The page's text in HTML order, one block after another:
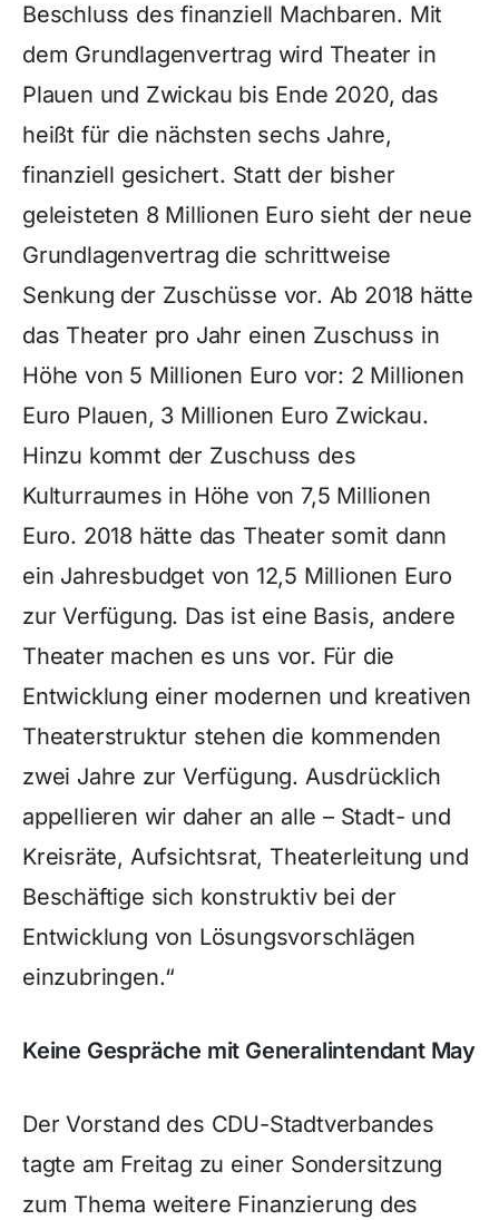
Beschluss des finanziell Machbaren. Mit
dem Grundlagenvertrag wird Theater in
Plauen und Zwickau bis Ende 2020, das
heißt für die nächsten sechs Jahre,
finanziell gesichert. Statt der bisher
geleisteten 8 Millionen Euro sieht der neue
Grundlagenvertrag die schrittweise
Senkung der Zuschüsse vor. Ab 2018 hätte
das Theater pro Jahr einen Zuschuss in
Höhe von 5 Millionen Euro vor: 2 Millionen
Euro Plauen, 3 Millionen Euro Zwickau.
Hinzu kommt der Zuschuss des
Kulturraumes in Höhe von 7,5 Millionen
Euro. 2018 hätte das Theater somit dann
ein Jahresbudget von 12,5 Millionen Euro
zur Verfügung. Das ist eine Basis, andere
Theater machen es uns vor. Für die
Entwicklung einer modernen und kreativen
Theaterstruktur stehen die kommenden
zwei Jahre zur Verfügung. Ausdrücklich
appellieren wir daher an alle – Stadt- und
Kreisräte, Aufsichtsrat, Theaterleitung und
Beschäftige sich konstruktiv bei der
Entwicklung von Lösungsvorschlägen
einzubringen.“
Keine Gespräche mit Generalintendant May
Der Vorstand des CDU-Stadtverbandes
tagte am Freitag zu einer Sondersitzung
zum Thema weitere Finanzierung des